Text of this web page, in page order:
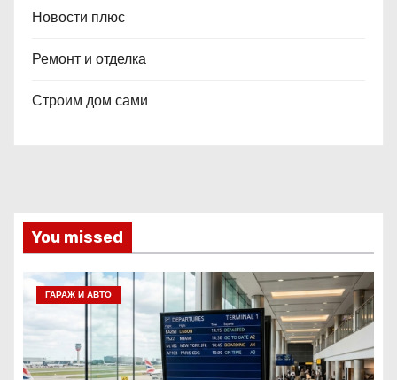
Новости плюс
Ремонт и отделка
Строим дом сами
You missed
ГАРАЖ И АВТО